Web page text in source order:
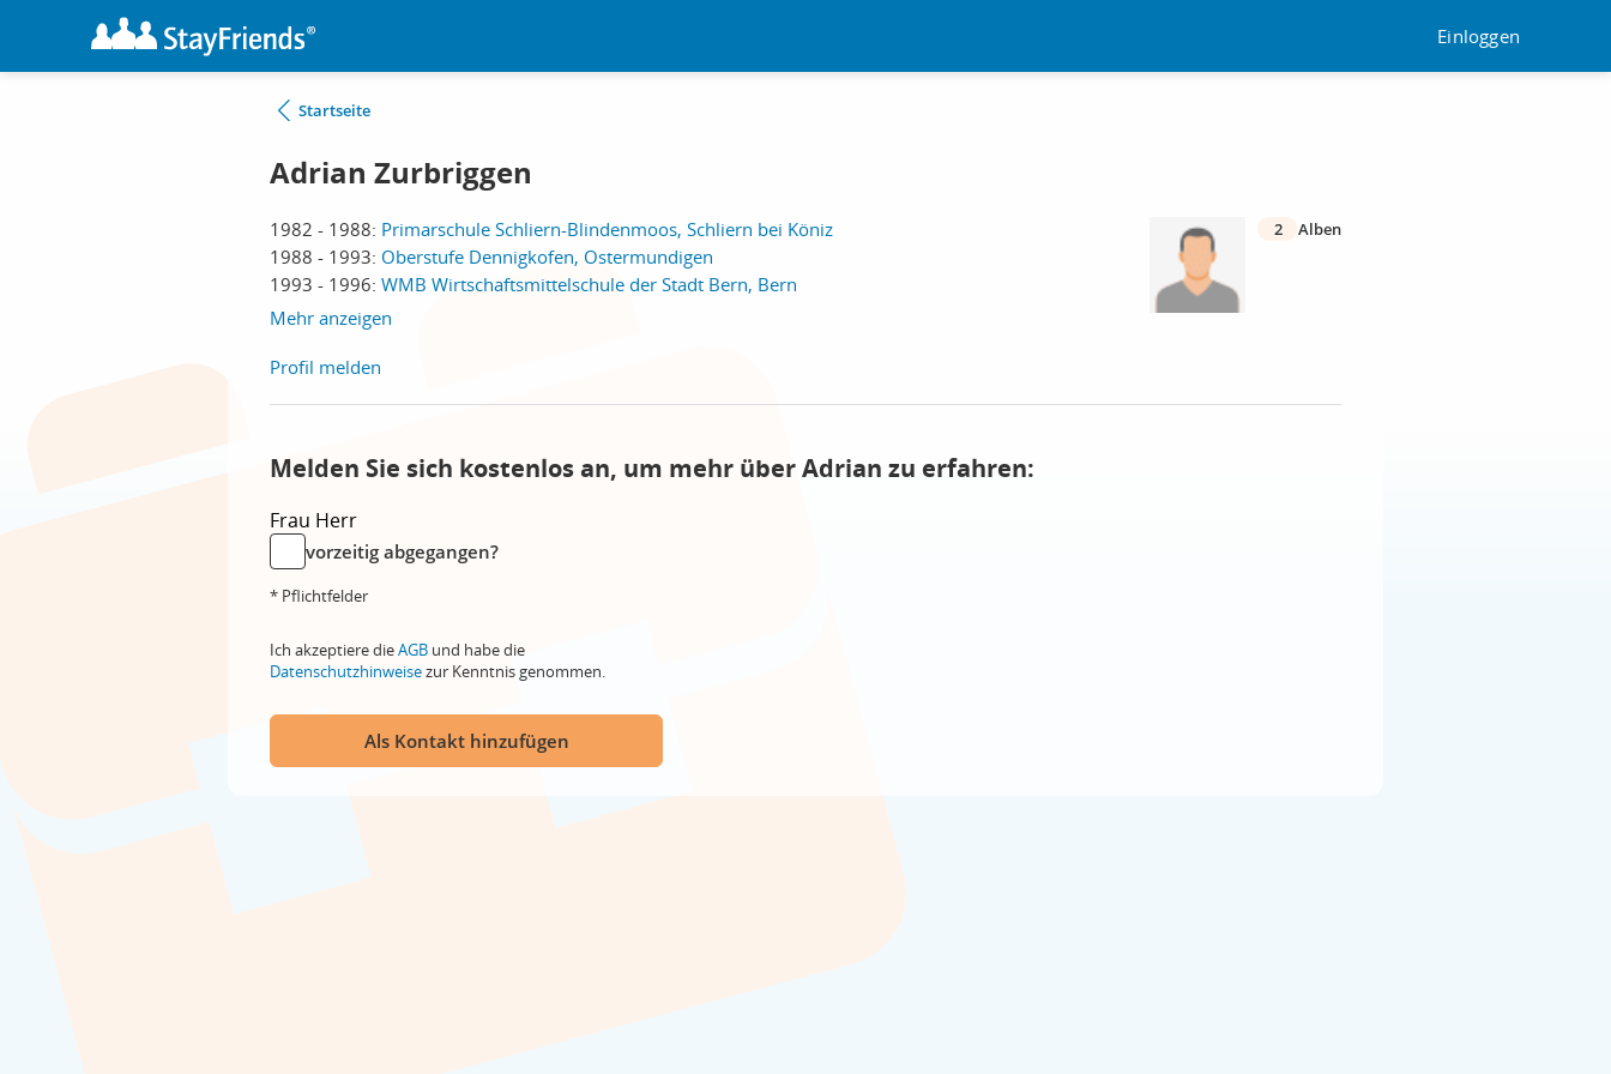
Einloggen
Startseite
Adrian Zurbriggen
1982 - 1988: Primarschule Schliern-Blindenmoos, Schliern bei Köniz
1988 - 1993: Oberstufe Dennigkofen, Ostermundigen
1993 - 1996: WMB Wirtschaftsmittelschule der Stadt Bern, Bern
Mehr anzeigen
2 Alben
Profil melden
Melden Sie sich kostenlos an, um mehr über Adrian zu erfahren:
Frau Herr
vorzeitig abgegangen?
* Pflichtfelder
Ich akzeptiere dieAGB und habe die
Datenschutzhinweisezur Kenntnis genommen.
Als Kontakt hinzufügen